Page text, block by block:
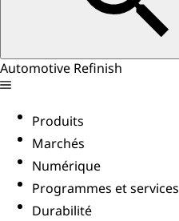
Automotive Refinish
Produits
Marchés
Numérique
Programmes et services
Durabilité